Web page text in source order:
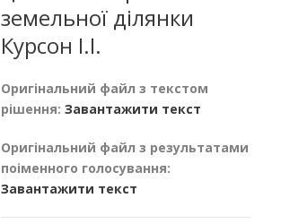
земельної ділянки
Курсон І.І.
Оригінальний файл з текстом
рішення: Завантажити текст
Оригінальний файл з результатами
поіменного голосування:
Завантажити текст